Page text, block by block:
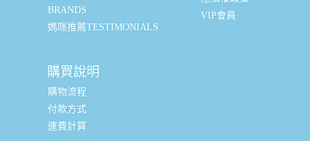
BRANDS
媽咪推薦TESTIMONIALS
VIP會員
購買說明
購物流程
付款方式
運費計算